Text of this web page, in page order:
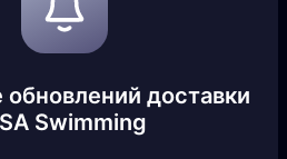
доставки
Swimming